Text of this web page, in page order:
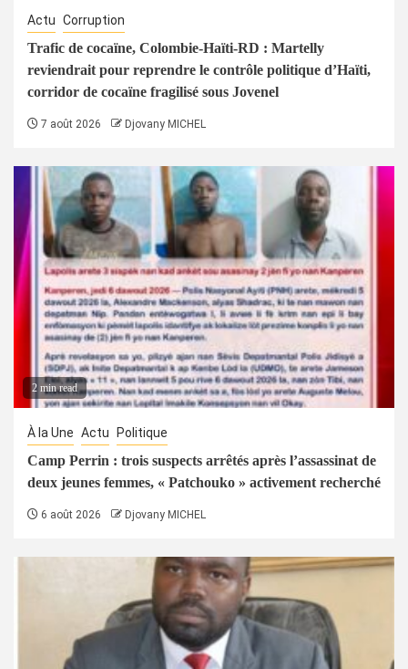
Actu Corruption
Trafic de cocaïne, Colombie-Haïti-RD : Martelly
reviendrait pour reprendre le contrôle politique d’Haïti,
corridor de cocaïne fragilisé sous Jovenel
7 août 2026 Djovany MICHEL
2 min read
À la Une Actu Politique
Camp Perrin : trois suspects arrêtés après l’assassinat de
deux jeunes femmes, « Patchouko » activement recherché
6 août 2026 Djovany MICHEL